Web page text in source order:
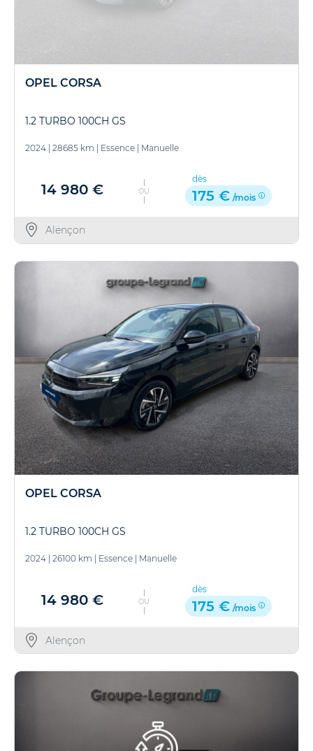
OPEL CORSA
1.2 TURBO 100CH GS
2024 28685 km Essence Manuelle
14 980 € OU
dès
175 € /mois
Alençon
OPEL CORSA
1.2 TURBO 100CH GS
2024 | 26100 km | Essence | Manuelle
14 980 € OU
dès
175 € /mois
Alençon